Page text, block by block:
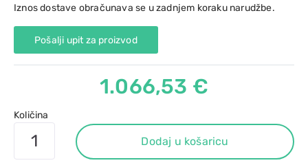
Iznos dostave obračunava se u zadnjem koraku narudžbe.
Pošalji upit za proizvod
1.066,53 €
Količina
Dodaj u košaricu